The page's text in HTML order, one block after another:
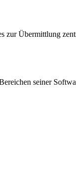
zur Übermittlung
seiner